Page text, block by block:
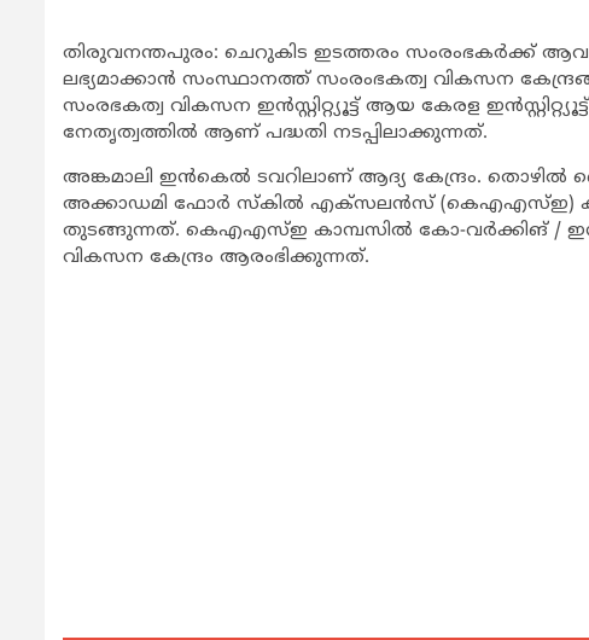
തിരുവനന്തപുരം: ചെറുകിട ഇടത്തരം സംരംഭകര്‍ക്ക്
ലഭ്യമാക്കാന്‍ സംസ്ഥാനത്ത് സംരംഭകത്വ വികസന
സംരഭകത്വ വികസന ഇന്‍സ്റ്റിറ്റ്യൂട്ട് ആയ കേരള
നേതൃത്വത്തില്‍ ആണ് പദ്ധതി നടപ്പിലാക്കുന്നത്.
അങ്കമാലി ഇന്‍കെല്‍ ടവറിലാണ് ആദ്യ കേന്ദ്രം.
അക്കാഡമി ഫോര്‍ സ്‌കില്‍ എക്സലന്‍സ് (കെഎഎസ്ഇ)
തുടങ്ങുന്നത്. കെഎഎസ്ഇ കാമ്പസില്‍ കോ-വര്‍ക്കിങ് /
വികസന കേന്ദ്രം ആരംഭിക്കുന്നത്.